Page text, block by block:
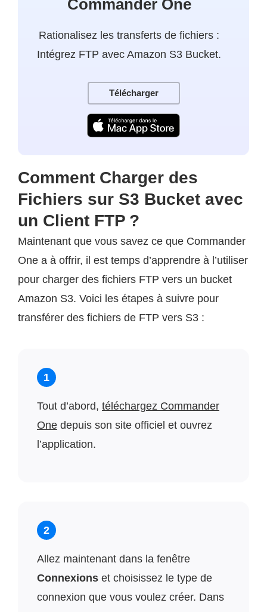
Commander One
Rationalisez les transferts de fichiers :
Intégrez FTP avec Amazon S3 Bucket.
Télécharger
Comment Charger des
Fichiers sur S3 Bucket avec
un Client FTP ?
Maintenant que vous savez ce que Commander
One a à offrir, il est temps d’apprendre à l’utiliser
pour charger des fichiers FTP vers un bucket
Amazon S3. Voici les étapes à suivre pour
transférer des fichiers de FTP vers S3 :
1
Tout d’abord, téléchargez Commander
One depuis son site officiel et ouvrez
l’application.
2
Allez maintenant dans la fenêtre
Connexions et choisissez le type de
connexion que vous voulez créer. Dans